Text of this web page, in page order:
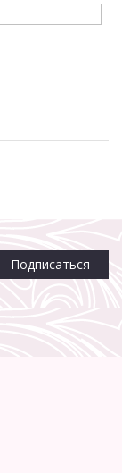
Подписаться